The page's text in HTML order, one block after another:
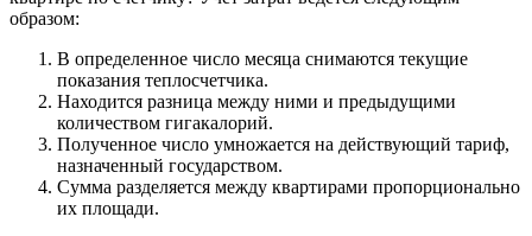
образом:
В определенное число месяца снимаются текущие
показания теплосчетчика.
Находится разница между ними и предыдущими
количеством гигакалорий.
Полученное число умножается на действующий тариф,
назначенный государством.
Сумма разделяется между квартирами пропорционально
их площади.